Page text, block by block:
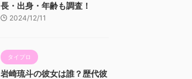
長・出身・年齢も調査！
2024/12/11
タイプロ
岩崎琉斗の彼女は誰？歴代彼